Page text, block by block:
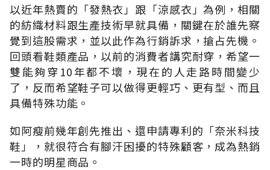
以近年熱賣的「發熱衣」跟「涼感衣」為例，相關
的紡織材料跟生產技術早就具備，關鍵在於誰先察
覺到這股需求，並以此作為行銷訴求，搶占先機。
回頭看鞋類產品，以前的消費者講究耐穿，希望一
雙能夠穿10年都不壞，現在的人走路時間變少
了，反而希望鞋子可以做得更輕巧、更有型、而且
具備特殊功能。
如阿瘦前幾年創先推出、還申請專利的「奈米科技
鞋」，就很符合有腳汗困擾的特殊顧客，成為熱銷
一時的明星商品。